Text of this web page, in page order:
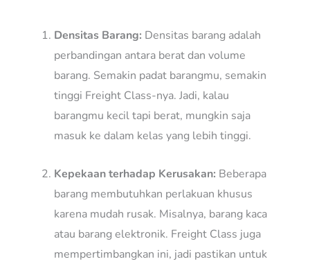
Densitas Barang: Densitas barang adalah
perbandingan antara berat dan volume
barang. Semakin padat barangmu, semakin
tinggi Freight Class-nya. Jadi, kalau
barangmu kecil tapi berat, mungkin saja
masuk ke dalam kelas yang lebih tinggi.
Kepekaan terhadap Kerusakan: Beberapa
barang membutuhkan perlakuan khusus
karena mudah rusak. Misalnya, barang kaca
atau barang elektronik. Freight Class juga
mempertimbangkan ini, jadi pastikan untuk